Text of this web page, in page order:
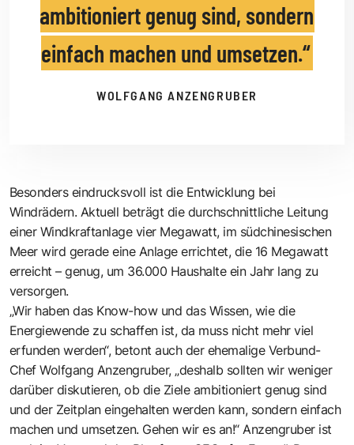
ambitioniert genug sind, sondern
einfach machen und umsetzen.
WOLFGANG ANZENGRUBER
Besonders eindrucksvoll ist die Entwicklung bei
Windrädern. Aktuell beträgt die durchschnittliche Leitung
einer Windkraftanlage vier Megawatt, im südchinesischen
Meer wird gerade eine Anlage errichtet, die 16 Megawatt
erreicht – genug, um 36.000 Haushalte ein Jahr lang zu
versorgen.
„Wir haben das Know-how und das Wissen, wie die
Energiewende zu schaffen ist, da muss nicht mehr viel
erfunden werden“, betont auch der ehemalige Verbund-
Chef Wolfgang Anzengruber, „deshalb sollten wir weniger
darüber diskutieren, ob die Ziele ambitioniert genug sind
und der Zeitplan eingehalten werden kann, sondern einfach
machen und umsetzen. Gehen wir es an!“ Anzengruber ist